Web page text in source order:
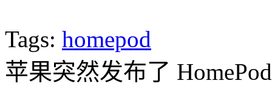
Tags: homepod
苹果突然发布了